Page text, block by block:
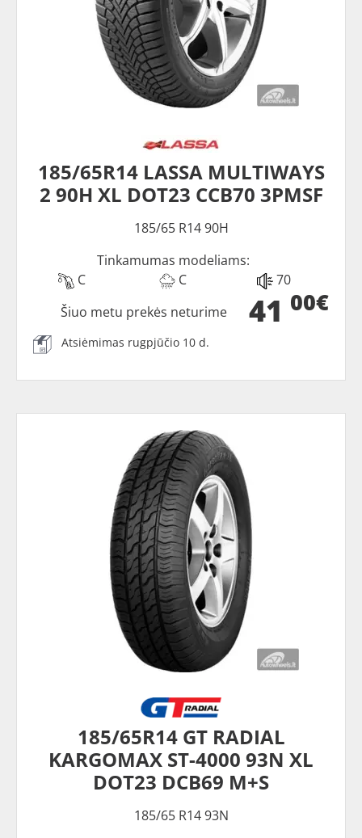
185/65R14 LASSA MULTIWAYS
2 90H XL DOT23 CCB70 3PMSF
185/65 R14 90H
Tinkamumas modeliams:
C
C 70
41 00€
Šiuo metu prekės neturime
Atsiėmimas rugpjūčio 10 d.
185/65R14 GT RADIAL
KARGOMAX ST-4000 93N XL
DOT23 DCB69 M+S
185/65 R14 93N